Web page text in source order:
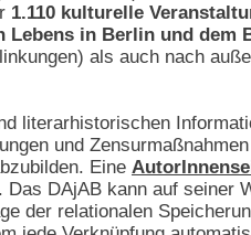
1.110 kulturelle
Lebens in Berlin und dem
als auch nach
literarhistorischen
und
Eine
DAjAB kann auf seiner
der relationalen